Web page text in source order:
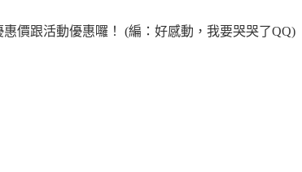
價跟活動優惠囉！ (編：好感動，我要哭哭了QQ)